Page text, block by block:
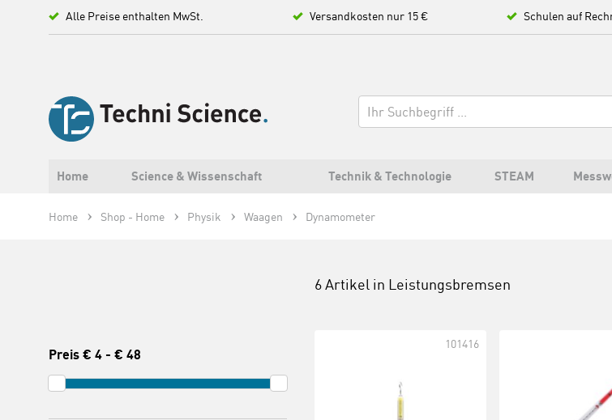
Alle Preise enthalten MwSt. Versandkosten nur 15 € Schulen auf
Home Science & Wissenschaft Technik & Technologie STEAM
Home Shop - Home Physik Waagen Dynamometer
Preis € 4 - € 48
6 Artikel in Leistungsbremsen
101416